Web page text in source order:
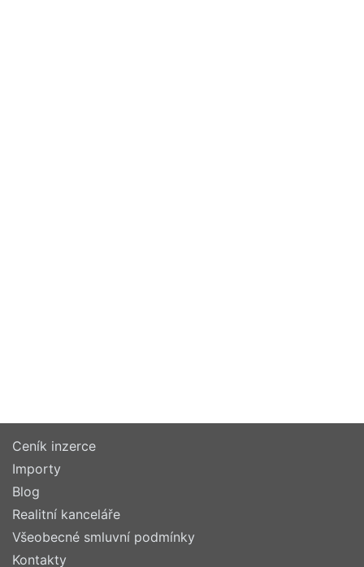
Ceník inzerce
Importy
Blog
Realitní kanceláře
Všeobecné smluvní podmínky
Kontakty